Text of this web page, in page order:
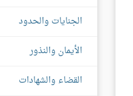
الجنايات والحدود
الأيمان والنذور
القضاء والشهادات